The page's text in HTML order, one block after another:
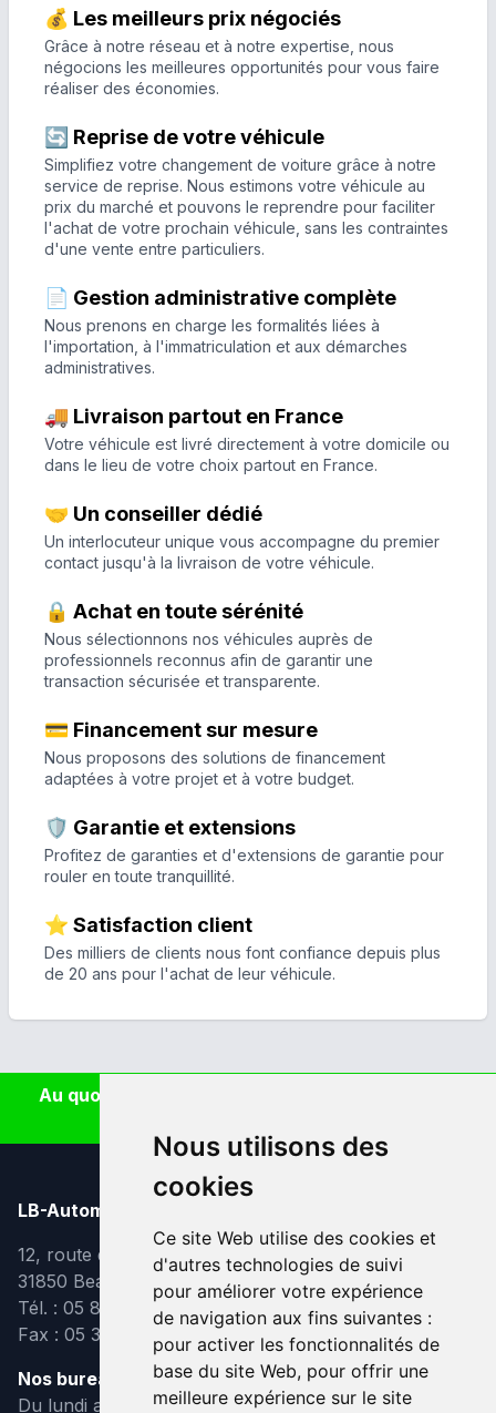
Nous utilisons des
cookies
Ce site Web utilise des cookies et
d'autres technologies de suivi
pour améliorer votre expérience
de navigation aux fins suivantes :
pour activer les fonctionnalités de
base du site Web, pour offrir une
meilleure expérience sur le site
💰 Les meilleurs prix négociés
Grâce à notre réseau et à notre expertise, nous
négocions les meilleures opportunités pour vous faire
réaliser des économies.
🔄 Reprise de votre véhicule
Simplifiez votre changement de voiture grâce à notre
service de reprise. Nous estimons votre véhicule au
prix du marché et pouvons le reprendre pour faciliter
l'achat de votre prochain véhicule, sans les contraintes
d'une vente entre particuliers.
📄 Gestion administrative complète
Nous prenons en charge les formalités liées à
l'importation, à l'immatriculation et aux démarches
administratives.
🚚 Livraison partout en France
Votre véhicule est livré directement à votre domicile ou
dans le lieu de votre choix partout en France.
🤝 Un conseiller dédié
Un interlocuteur unique vous accompagne du premier
contact jusqu'à la livraison de votre véhicule.
🔒 Achat en toute sérénité
Nous sélectionnons nos véhicules auprès de
professionnels reconnus afin de garantir une
transaction sécurisée et transparente.
💳 Financement sur mesure
Nous proposons des solutions de financement
adaptées à votre projet et à votre budget.
🛡️ Garantie et extensions
Profitez de garanties et d'extensions de garantie pour
rouler en toute tranquillité.
⭐ Satisfaction client
Des milliers de clients nous font confiance depuis plus
de 20 ans pour l'achat de leur véhicule.
Au quotidien, prenez les transports en commun
LB-Automobiles.com
12, route de Lavaur
31850 Beaupuy
Tél. : 05 82 95 39 40
Fax : 05 31 08 10 91
Nos bureaux sont ouverts :
Du lundi au vendredi de 9h à 12h et de 14h à 18h